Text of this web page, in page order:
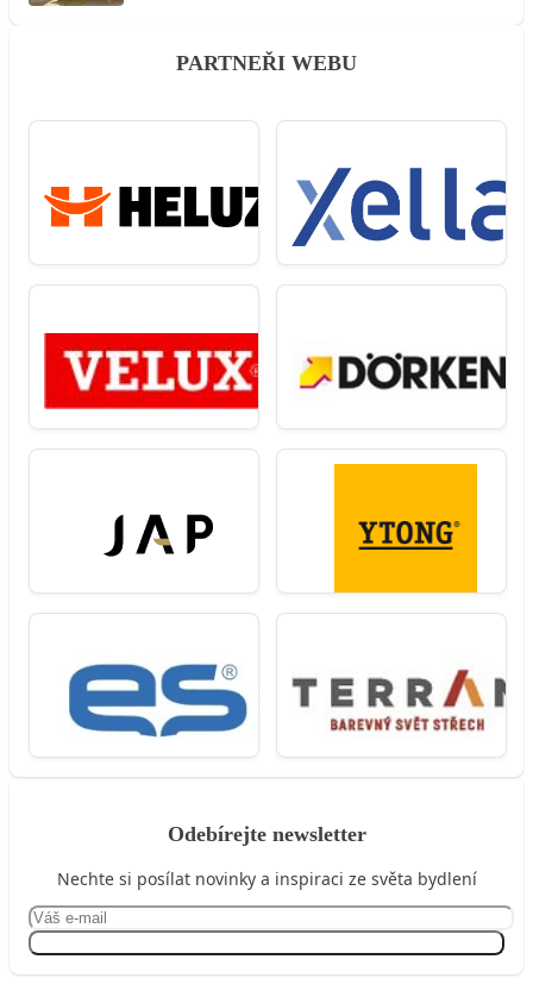
PARTNEŘI WEBU
Odebírejte newsletter
Nechte si posílat novinky a inspiraci ze světa bydlení